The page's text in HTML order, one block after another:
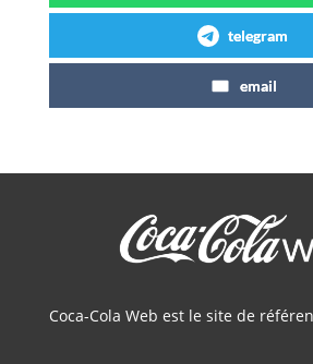
telegram
email
Coca-Cola Web est le site de